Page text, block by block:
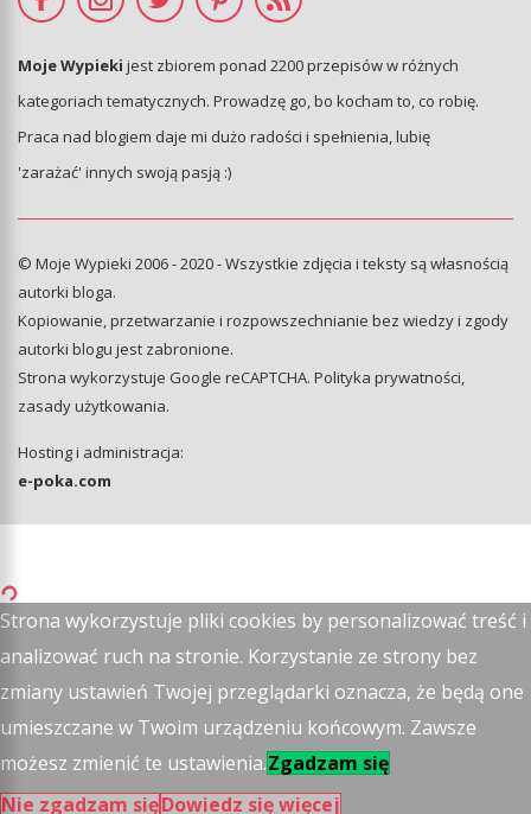
Moje Wypieki jest zbiorem ponad 2200 przepisów w różnych
kategoriach tematycznych. Prowadzę go, bo kocham to, co robię.
Praca nad blogiem daje mi dużo radości i spełnienia, lubię
'zarażać' innych swoją pasją :)
© Moje Wypieki 2006 - 2020 - Wszystkie zdjęcia i teksty są własnością
autorki bloga.
Kopiowanie, przetwarzanie i rozpowszechnianie bez wiedzy i zgody
autorki blogu jest zabronione.
Strona wykorzystuje Google reCAPTCHA. Polityka prywatności,
zasady użytkowania.
Hosting i administracja:
e-poka.com
Strona wykorzystuje pliki cookies by personalizować treść i
analizować ruch na stronie. Korzystanie ze strony bez
zmiany ustawień Twojej przeglądarki oznacza, że będą one
umieszczane w Twoim urządzeniu końcowym. Zawsze
możesz zmienić te ustawienia.Zgadzam się
Nie zgadzam sięDowiedz się więcej